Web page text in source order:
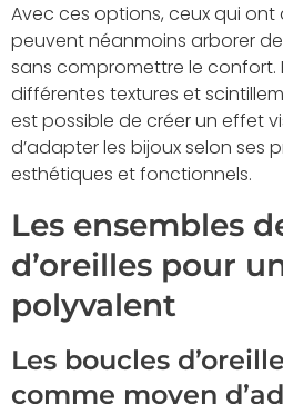
Avec ces options, ceux qui ont
peuvent néanmoins arborer
sans compromettre le confort.
différentes textures et
est possible de créer un effet
d’adapter les bijoux selon ses
esthétiques et fonctionnels.
Les ensembles
d’oreilles pour
polyvalent
Les boucles
comme moyen